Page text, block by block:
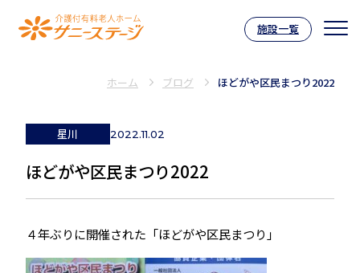
介護付有料老人ホーム サニーステー
施設一覧
ホーム ブログ ほどがや区民まつり2022
星川 2022.11.02
ほどがや区民まつり2022
４年ぶりに開催された「ほどがや区民まつり」